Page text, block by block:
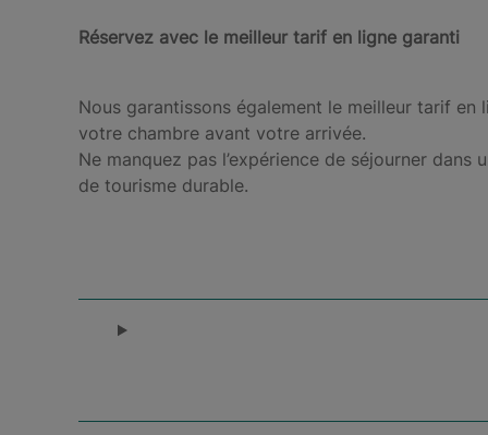
Réservez avec le meilleur tarif en ligne garanti
Nous garantissons également le meilleur tarif en
votre chambre avant votre arrivée.
Ne manquez pas l’expérience de séjourner
de tourisme durable.